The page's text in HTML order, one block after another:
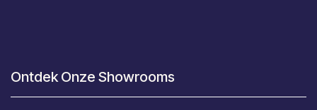
Ontdek Onze Showrooms